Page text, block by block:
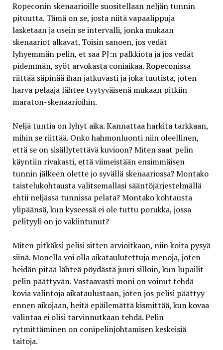
Ropeconin skenaarioille suositellaan neljän tunnin
pituutta. Tämä on se, josta niitä vapaalippuja
lasketaan ja usein se intervalli, jonka mukaan
skenaariot alkavat. Toisin sanoen, jos vedät
lyhyemmän pelin, et saa PJ:n palkkiota ja jos vedät
pidemmän, syöt arvokasta coniaikaa. Ropeconissa
riittää säpinää ihan jatkuvasti ja joka tuutista, joten
harva pelaaja lähtee tyytyväisenä mukaan pitkiin
maraton-skenaarioihin.
Neljä tuntia on lyhyt aika. Kannattaa harkita tarkkaan,
mihin se riittää. Onko hahmonluonti niin oleellinen,
että se on sisällytettävä kuvioon? Miten saat pelin
käyntiin rivakasti, että viimeistään ensimmäisen
tunnin jälkeen olette jo syvällä skenaariossa? Montako
taistelukohtausta valitsemallasi sääntöjärjestelmällä
ehtii neljässä tunnissa pelata? Montako kohtausta
ylipäänsä, kun kyseessä ei ole tuttu porukka, jossa
pelityyli on jo vakiintunut?
Miten pitkäksi pelisi sitten arvioitkaan, niin koita pysyä
siinä. Monella voi olla aikataulutettuja menoja, joten
heidän pitää lähteä pöydästä juuri silloin, kun lupailit
pelin päättyvän. Vastaavasti moni on voinut tehdä
kovia valintoja aikataulustaan, joten jos pelisi päättyy
ennen aikojaan, heitä epäilemättä kismittää, kun kovaa
valintaa ei olisi tarvinnutkaan tehdä. Pelin
rytmittäminen on conipelinjohtamisen keskeisiä
taitoja.